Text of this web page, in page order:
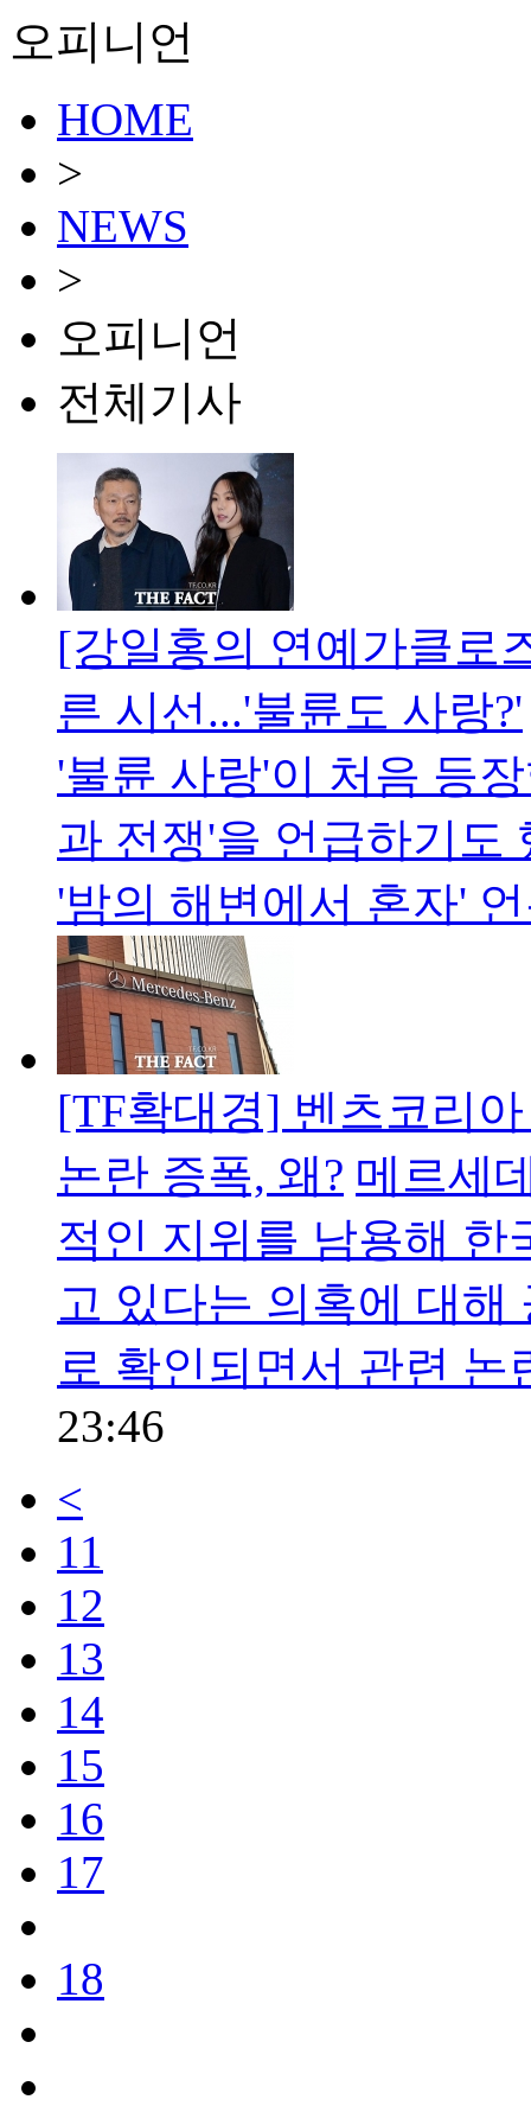
오피니언
HOME
>
NEWS
>
오피니언
전체기사
[강일홍의 연예가클로
른 시선...'불륜도 사랑?'
'불륜 사랑'이 처음 등
과 전쟁'을 언급하기도
'밤의 해변에서 혼자'
[TF확대경] 벤츠코리
논란 증폭, 왜? 메르세
적인 지위를 남용해 한
고 있다는 의혹에 대해
로 확인되면서 관련 논
23:46
<
11
12
13
14
15
16
17
18